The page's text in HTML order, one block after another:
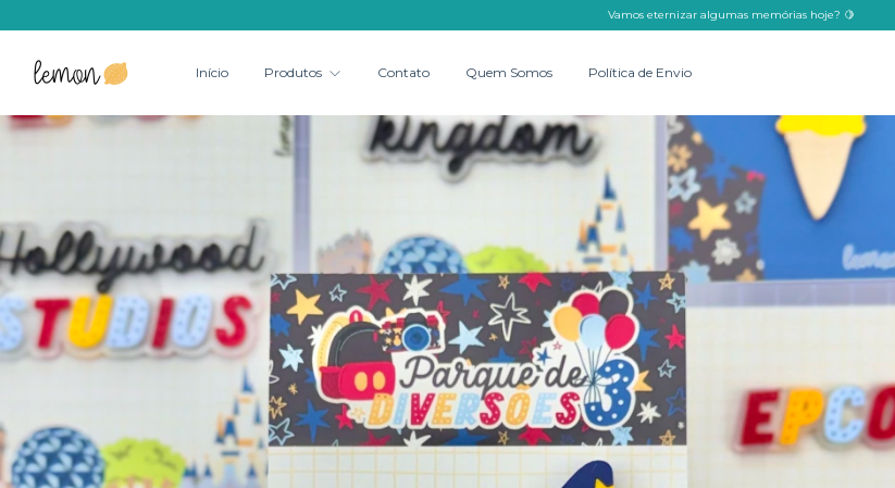
Vamos eternizar algumas memórias hoje? 🍋
Início Produtos Contato Quem Somos Política de Envio